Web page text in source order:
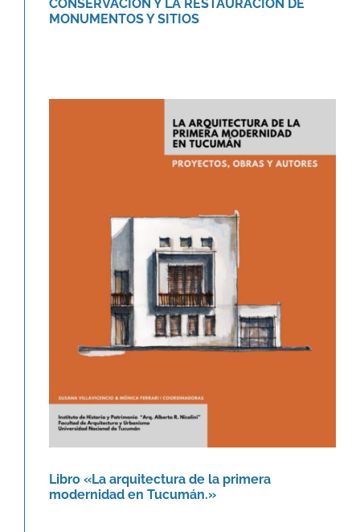
CONSERVACIÓN Y LA RESTAURACIÓN DE
MONUMENTOS Y SITIOS
Libro «La arquitectura de la
primera modernidad en Tucumán.»
Novedades
Libro «La arquitectura de la primera
modernidad en Tucumán.»